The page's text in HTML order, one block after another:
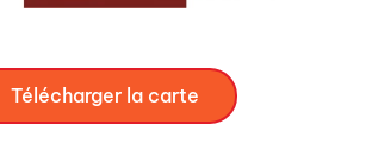
Télécharger la carte